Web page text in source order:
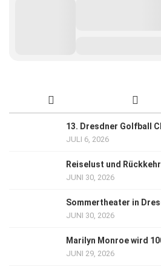
13. Dresdner Golfball
JULI 6, 2026
Reiselust und Rückkehr
JUNI 30, 2026
Sommertheater in
JUNI 30, 2026
Marilyn Monroe wird
JUNI 29, 2026